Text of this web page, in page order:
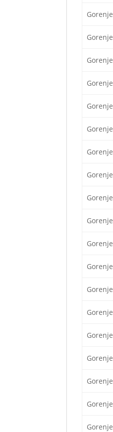
Gorenje
Gorenje
Gorenje
Gorenje
Gorenje
Gorenje
Gorenje
Gorenje
Gorenje
Gorenje
Gorenje
Gorenje
Gorenje
Gorenje
Gorenje
Gorenje
Gorenje
Gorenje
Gorenje